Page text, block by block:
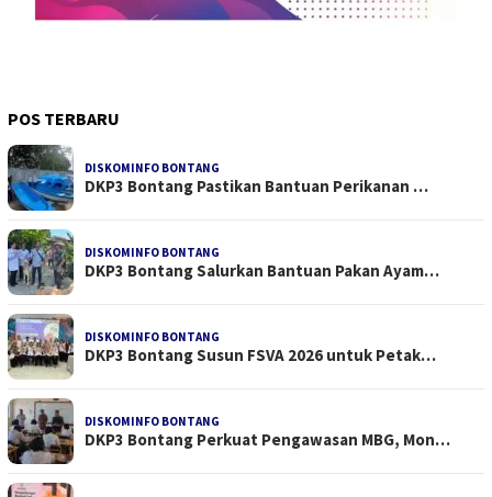
POS TERBARU
DISKOMINFO BONTANG
DKP3 Bontang Pastikan Bantuan Perikanan …
DISKOMINFO BONTANG
DKP3 Bontang Salurkan Bantuan Pakan Ayam…
DISKOMINFO BONTANG
DKP3 Bontang Susun FSVA 2026 untuk Petak…
DISKOMINFO BONTANG
DKP3 Bontang Perkuat Pengawasan MBG, Mon…